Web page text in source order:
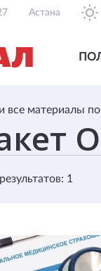
Астана
все материалы
1